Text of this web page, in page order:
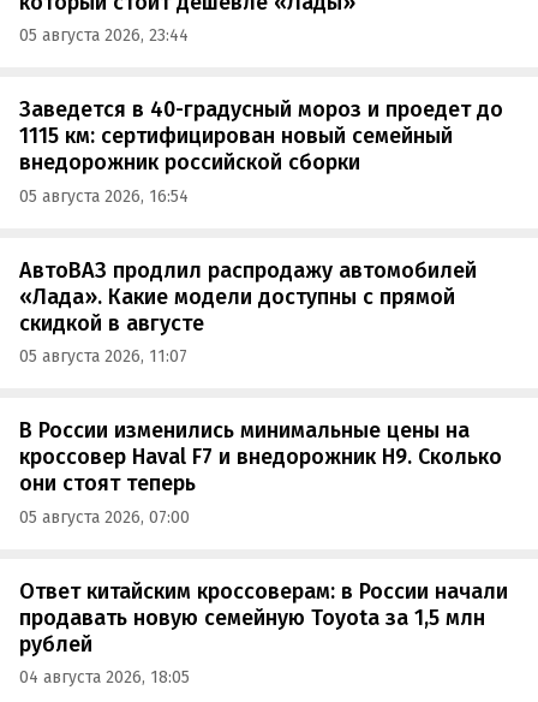
05 августа 2026, 23:44
Заведется в 40-градусный мороз и проедет до
1115 км: сертифицирован новый семейный
внедорожник российской сборки
05 августа 2026, 16:54
АвтоВАЗ продлил распродажу автомобилей
«Лада». Какие модели доступны с прямой
скидкой в августе
05 августа 2026, 11:07
В России изменились минимальные цены на
кроссовер Haval F7 и внедорожник H9. Сколько
они стоят теперь
05 августа 2026, 07:00
Ответ китайским кроссоверам: в России начали
продавать новую семейную Toyota за 1,5 млн
рублей
04 августа 2026, 18:05